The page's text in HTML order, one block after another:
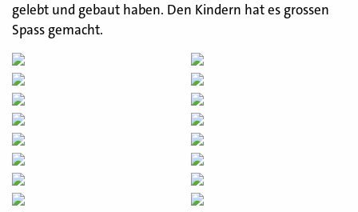
gelebt und gebaut haben. Den Kindern hat es grossen
Spass gemacht.